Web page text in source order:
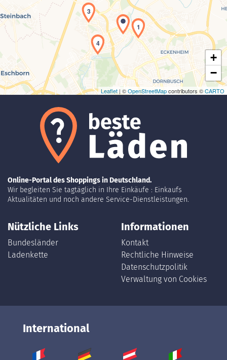
Laden der Karte...
1
3
4
+
−
Leaflet | ©OpenStreetMapcontributors ©CARTO
Online-Portal des Shoppings in Deutschland.
Wir begleiten Sie tagtäglich in Ihre Einkäufe : Einkaufs
Aktualitäten und noch andere Service-Dienstleistungen.
Nützliche Links
Bundesländer
Ladenkette
Informationen
Kontakt
Rechtliche Hinweise
Datenschutzpolitik
Verwaltung von Cookies
International